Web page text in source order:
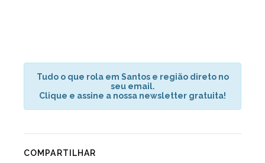
Tudo o que rola em Santos e região direto no
seu email.
Clique e assine a nossa newsletter gratuita!
COMPARTILHAR